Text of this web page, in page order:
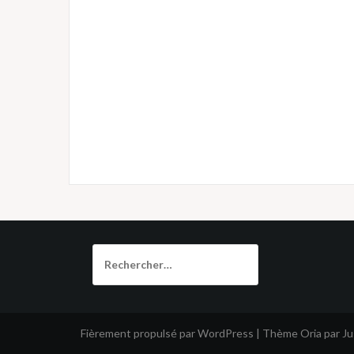
Fièrement propulsé par WordPress | Thème Oria par